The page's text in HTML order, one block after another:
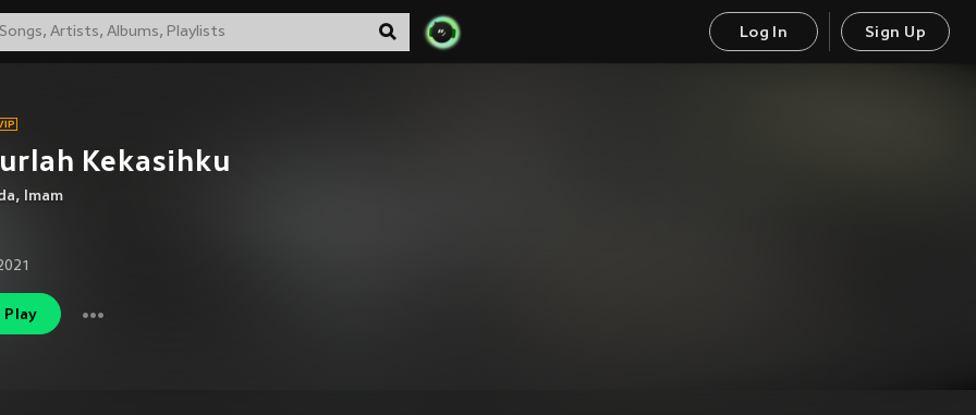
Log In Sign Up
Kekasihku
, Imam
Play